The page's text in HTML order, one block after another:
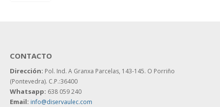
CONTACTO
Dirección: Pol. Ind. A Granxa Parcelas, 143-145. O Porriño
(Pontevedra). C.P.:36400
Whatsapp: 638 059 240
Email: info@diservaulec.com